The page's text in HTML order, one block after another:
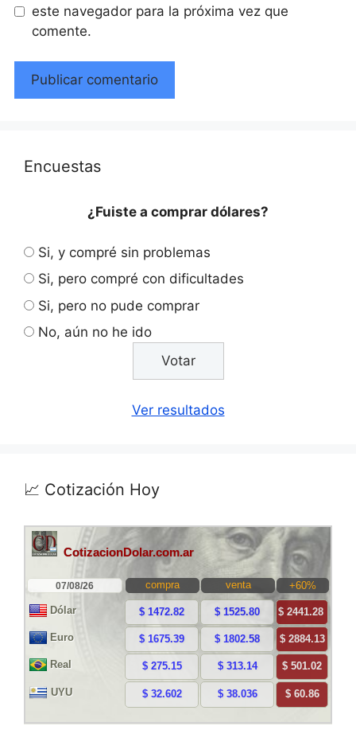
este navegador para la próxima vez que
comente.
Encuestas
¿Fuiste a comprar dólares?
Si, y compré sin problemas
Si, pero compré con dificultades
Si, pero no pude comprar
No, aún no he ido
Ver resultados
📈 Cotización Hoy